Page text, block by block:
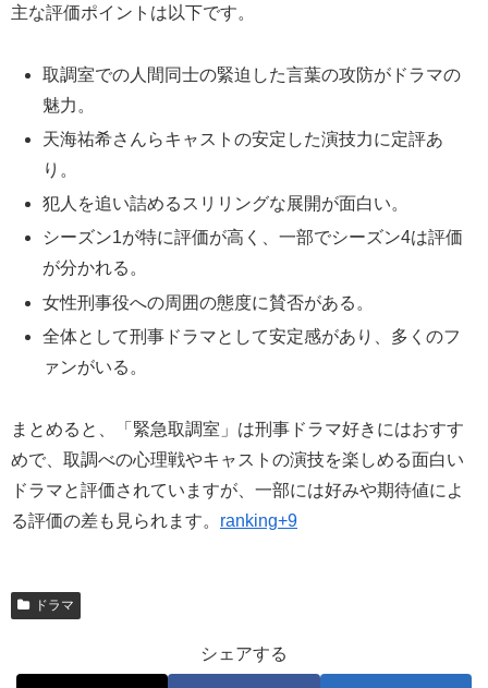
主な評価ポイントは以下です。
取調室での人間同士の緊迫した言葉の攻防がドラマの
魅力。
天海祐希さんらキャストの安定した演技力に定評あ
り。
犯人を追い詰めるスリリングな展開が面白い。
シーズン1が特に評価が高く、一部でシーズン4は評価
が分かれる。
女性刑事役への周囲の態度に賛否がある。
全体として刑事ドラマとして安定感があり、多くのフ
ァンがいる。
まとめると、「緊急取調室」は刑事ドラマ好きにはおすす
めで、取調べの心理戦やキャストの演技を楽しめる面白い
ドラマと評価されていますが、一部には好みや期待値によ
る評価の差も見られます。 ranking+9
ドラマ
シェアする